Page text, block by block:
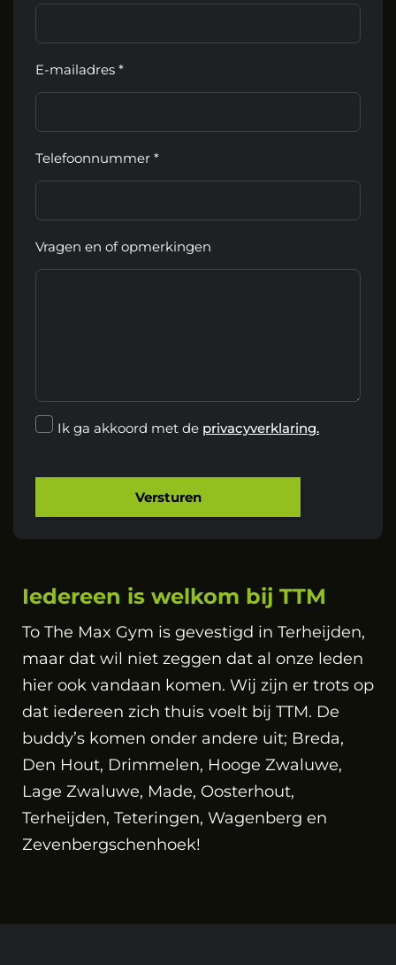
E-mailadres *
Telefoonnummer *
Vragen en of opmerkingen
Ik ga akkoord met de privacyverklaring.
Versturen
Iedereen is welkom bij TTM
To The Max Gym is gevestigd in Terheijden,
maar dat wil niet zeggen dat al onze leden
hier ook vandaan komen. Wij zijn er trots op
dat iedereen zich thuis voelt bij TTM. De
buddy’s komen onder andere uit; Breda,
Den Hout, Drimmelen, Hooge Zwaluwe,
Lage Zwaluwe, Made, Oosterhout,
Terheijden, Teteringen, Wagenberg en
Zevenbergschenhoek!